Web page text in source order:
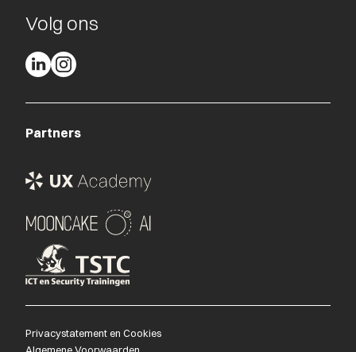
Volg ons
Partners
Privacystatement en Cookies
Algemene Voorwaarden